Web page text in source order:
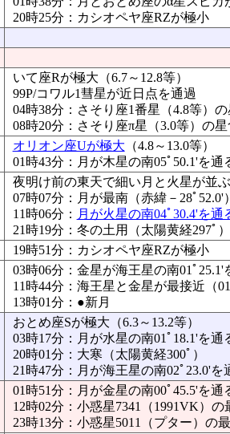
20時25分：カシオペヤ座RZが極小
いて座Rが極大（6.7～12.8等）
99P/コワル1彗星が近日点を通過
04時38分：さそり座1番星（4.8等）
08時20分：さそり座π星（3.0等）の
オリオン座Uが極大 （4.8～13.0等）
01時43分：月が木星の南05ﾟ50.1'を通
夜明け前の東天で細い月と火星が並ぶ
07時07分：月が最南（赤緯－28ﾟ52.0'
11時06分： 月が火星の南04ﾟ30.4'を通
21時19分：冬の土用（太陽黄経297ﾟ）
19時51分：カシオペヤ座RZが極小
03時06分：金星が海王星の南01ﾟ25.1'
11時44分：海王星と金星が最接近（
13時01分：●新月
おとめ座Sが極大（6.3～13.2等）
03時17分：月が水星の南01ﾟ18.1'を
20時01分：大寒（太陽黄経300ﾟ）
21時47分：月が海王星の南02ﾟ23.0'を
01時51分：月が金星の南00ﾟ45.5'を
12時02分：小惑星7341（1991VK）
23時13分：小惑星5011（プター）の